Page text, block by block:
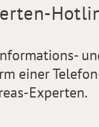
einer
Experten.